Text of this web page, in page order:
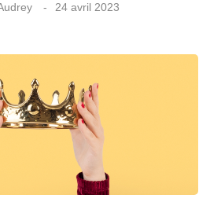
24 avril 2023